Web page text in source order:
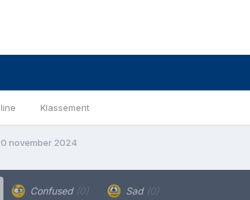
Klassement
november 2024
Confused (0) Sad (0)